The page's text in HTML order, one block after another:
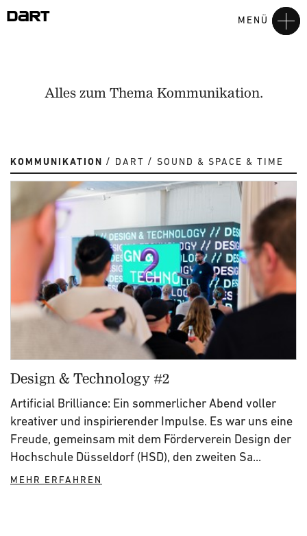
MENÜ
Alles zum Thema Kommunikation.
KOMMUNIKATION DART SOUND & SPACE & TIME
Design & Technology #2
Artificial Brilliance: Ein sommerlicher Abend voller
kreativer und inspirierender Impulse. Es war uns eine
Freude, gemeinsam mit dem Förderverein Design der
Hochschule Düsseldorf (HSD), den zweiten Sa...
MEHR ERFAHREN